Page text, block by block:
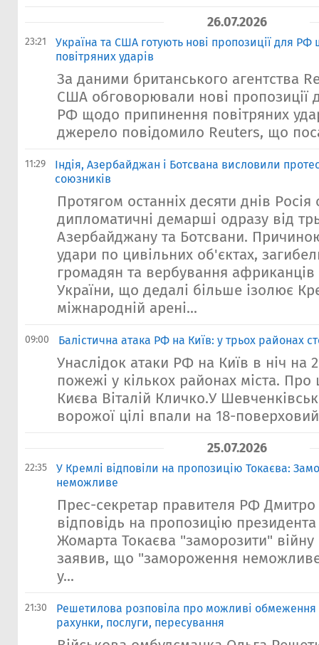
26.07.2026
23:21
Україна та США готують нові пропозиції для
повітряних ударів
За даними британського агентства
США обговорювали нові пропозиції
РФ щодо припинення повітряних
джерело повідомило Reuters, що
11:29
Індія, Азербайджан і Ботсвана висловили
союзників
Протягом останніх десяти днів
дипломатичні демарші одразу від
Азербайджану та Ботсвани.
удари по цивільних об'єктах,
громадян та вербування
України, що дедалі більше ізолює
міжнародній арені...
09:00 Балістична атака РФ на Київ: у трьох районах
Унаслідок атаки РФ на Київ в ніч на
пожежі у кількох районах міста.
Києва Віталій Кличко.У
ворожої цілі впали на 18-
25.07.2026
22:35
У Кремлі відповіли на пропозицію Токаєва:
неможливе
Прес-секретар правителя РФ Дмитро
відповідь на пропозицію
Жомарта Токаєва "заморозити"
заявив, що "замороження
у...
21:30
Решетилова розповіла про можливі обмеження
рахунки, послуги, пересування